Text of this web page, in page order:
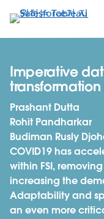
요
콘
Imperative
transformation
Prashant Dutta
Rohit Pandharkar
Budiman Rusly
COVID19 has
within FSI,
increasing the
Adaptability and
an even more